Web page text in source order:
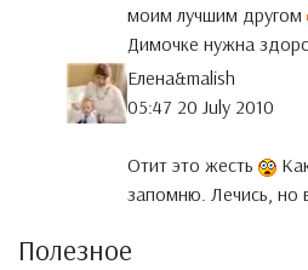
моим лучшим другом
Димочке нужна
Елена&malish
05:47 20 July 2010
Отит это жесть
запомню. Лечись, но
Полезное